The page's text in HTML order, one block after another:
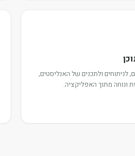
לניתוחים ולתכנים של האנליסטים,
ונוחה מתוך האפליקציה.